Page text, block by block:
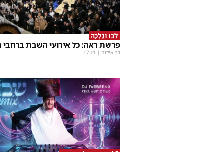
לְכוּ וְנֵלְכָה
פרשת ראה: כל אירועי השבת ברחבי
דב אייזנר |
17:41